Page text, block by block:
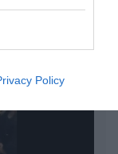
Policy